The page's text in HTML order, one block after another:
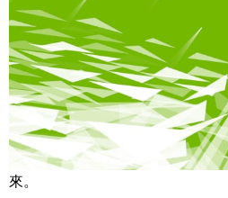
Share
在 GPU技術大會上與 NVIDIA
來。